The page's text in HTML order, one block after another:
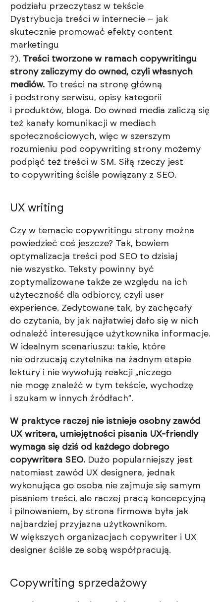
podziału przeczytasz w tekście
Dystrybucja treści w internecie – jak
skutecznie promować efekty content
marketingu
?). Treści tworzone w ramach copywritingu
strony zaliczymy do owned, czyli własnych
mediów. To treści na stronę główną
i podstrony serwisu, opisy kategorii
i produktów, bloga. Do owned media zaliczą się
też kanały komunikacji w mediach
społecznościowych, więc w szerszym
rozumieniu pod copywriting strony możemy
podpiąć też treści w SM. Siłą rzeczy jest
to copywriting ściśle powiązany z SEO.
UX writing
Czy w temacie copywritingu strony można
powiedzieć coś jeszcze? Tak, bowiem
optymalizacja treści pod SEO to dzisiaj
nie wszystko. Teksty powinny być
zoptymalizowane także ze względu na ich
użyteczność dla odbiorcy, czyli user
experience. Zedytowane tak, by zachęcały
do czytania, by jak najłatwiej dało się w nich
odnaleźć interesujące użytkownika informacje.
W idealnym scenariuszu: takie, które
nie odrzucają czytelnika na żadnym etapie
lektury i nie wywołują reakcji „niczego
nie mogę znaleźć w tym tekście, wychodzę
i szukam w innych źródłach”.
W praktyce raczej nie istnieje osobny zawód
UX writera, umiejętności pisania UX-friendly
wymaga się dziś od każdego dobrego
copywritera SEO. Dużo popularniejszy jest
natomiast zawód UX designera, jednak
wykonująca go osoba nie zajmuje się samym
pisaniem treści, ale raczej pracą koncepcyjną
i pilnowaniem, by strona firmowa była jak
najbardziej przyjazna użytkownikom.
W większych organizacjach copywriter i UX
designer ściśle ze sobą współpracują.
Copywriting sprzedażowy